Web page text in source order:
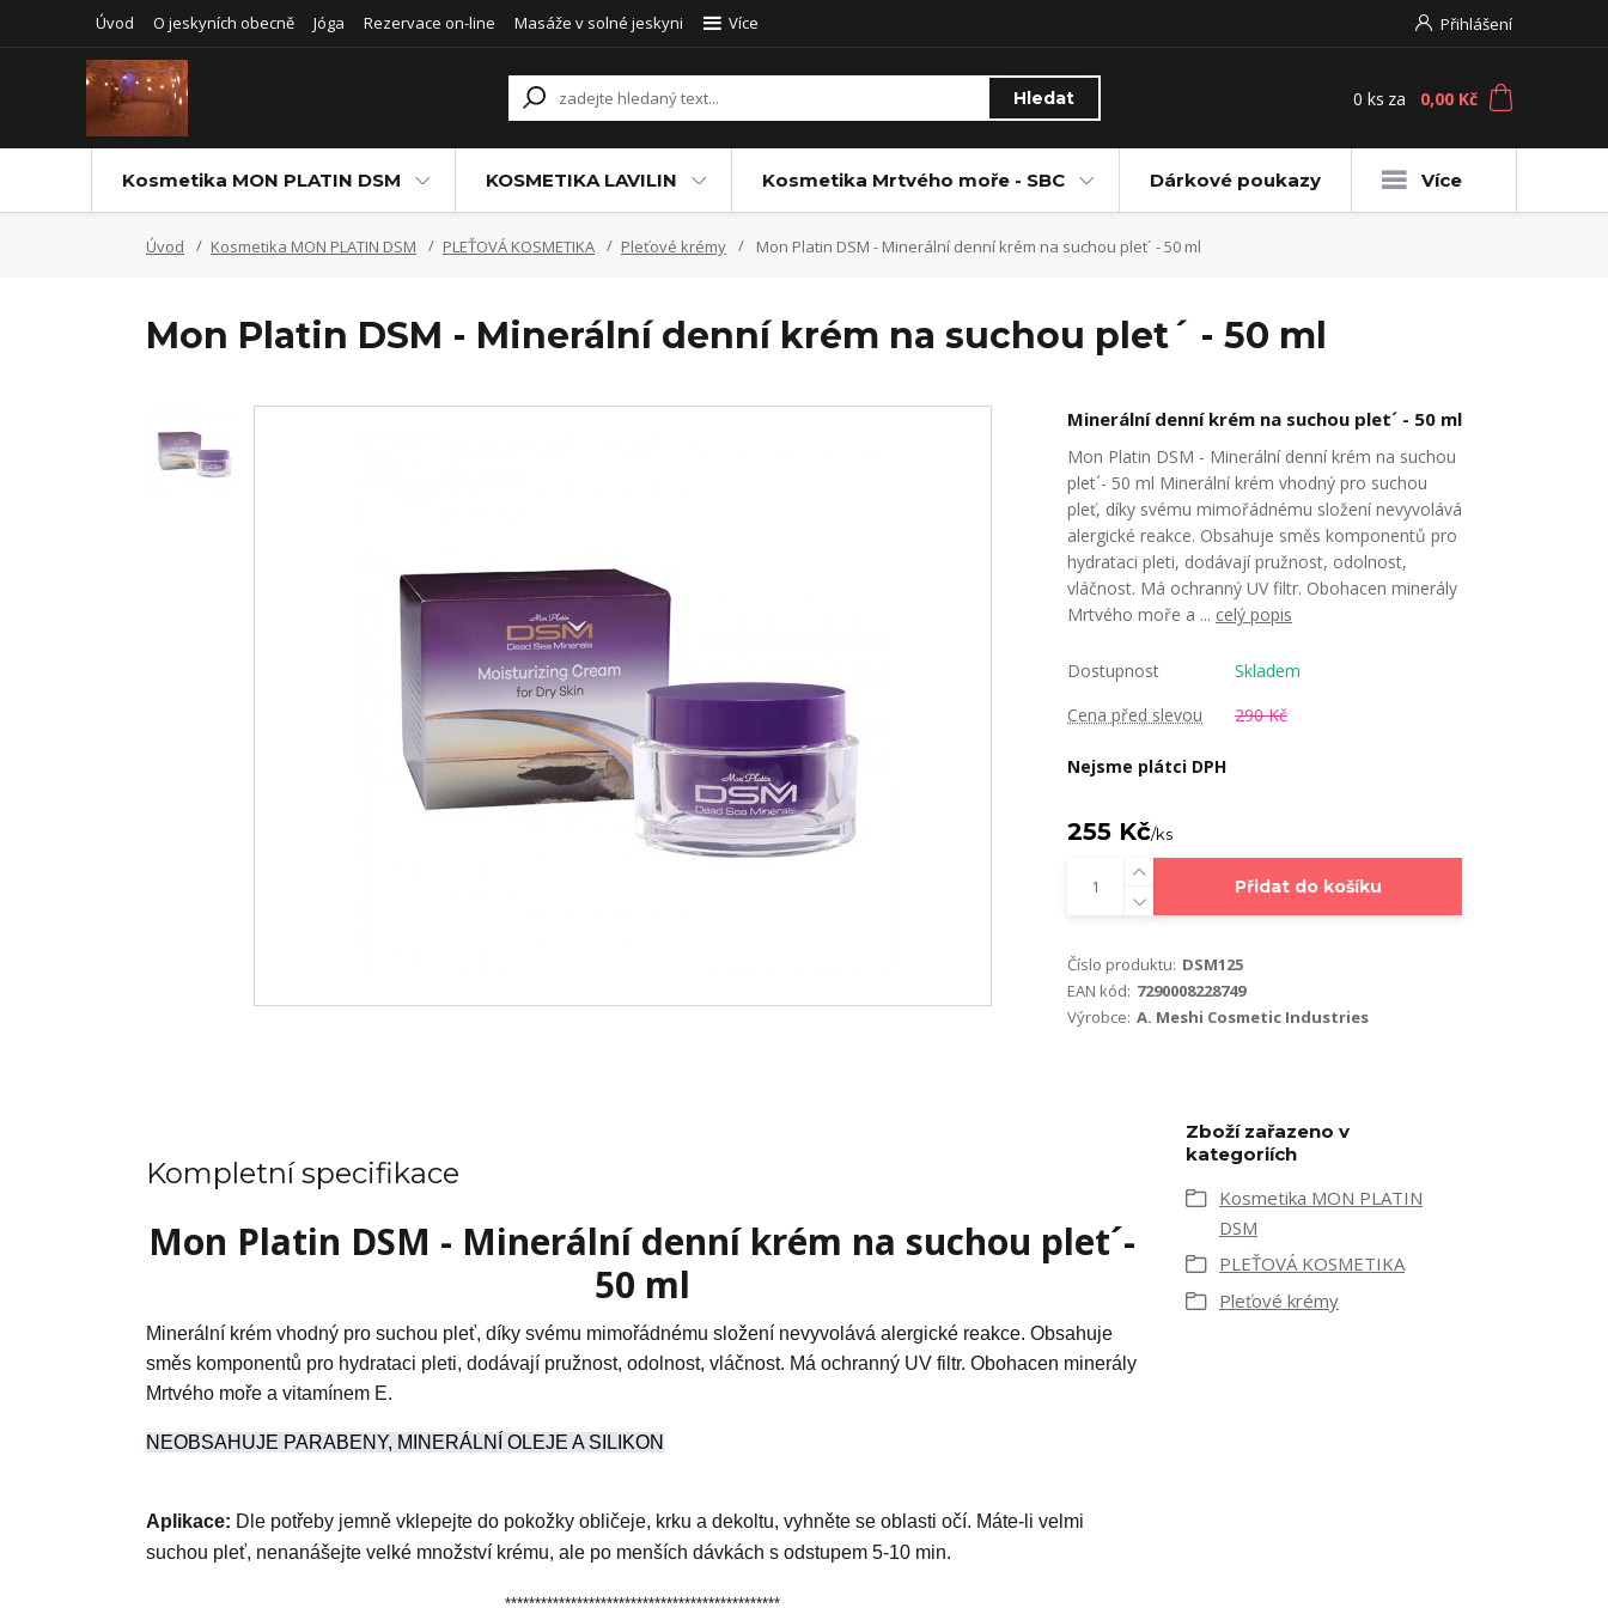
Úvod O jeskyních obecně Jóga Rezervace on-line Masáže v solné jeskyni Více Přihlášení
Hledat 0 ks za 0,00 Kč
Kosmetika MON PLATIN DSM KOSMETIKA LAVILIN Kosmetika Mrtvého moře - SBC Dárkové poukazy Více
Úvod Kosmetika MON PLATIN DSM PLEŤOVÁ KOSMETIKA Pleťové krémy Mon Platin DSM - Minerální denní krém na suchou plet´ - 50 ml
Mon Platin DSM - Minerální denní krém na suchou plet´ - 50 ml
Minerální denní krém na suchou plet´ - 50 ml
Mon Platin DSM - Minerální denní krém na suchou
plet´- 50 ml Minerální krém vhodný pro suchou
pleť, díky svému mimořádnému složení nevyvolává
alergické reakce. Obsahuje směs komponentů pro
hydrataci pleti, dodávají pružnost, odolnost,
vláčnost. Má ochranný UV filtr. Obohacen minerály
Mrtvého moře a ... celý popis
Dostupnost
Skladem
Cena před slevou
290 Kč
Nejsme plátci DPH
255 Kč/ks
Přidat do košíku
Číslo produktu: DSM125
EAN kód: 7290008228749
Výrobce: A. Meshi Cosmetic Industries
Kompletní specifikace
Mon Platin DSM - Minerální denní krém na suchou plet´-
50 ml
Minerální krém vhodný pro suchou pleť, díky svému mimořádnému složení nevyvolává alergické reakce. Obsahuje
směs komponentů pro hydrataci pleti, dodávají pružnost, odolnost, vláčnost. Má ochranný UV filtr. Obohacen minerály
Mrtvého moře a vitamínem E.
NEOBSAHUJE PARABENY, MINERÁLNÍ OLEJE A SILIKON
Aplikace: Dle potřeby jemně vklepejte do pokožky obličeje, krku a dekoltu, vyhněte se oblasti očí. Máte-li velmi
suchou pleť, nenanášejte velké množství krému, ale po menších dávkách s odstupem 5-10 min.
**********************************************
Zboží zařazeno v
kategoriích
Kosmetika MON PLATIN
DSM
PLEŤOVÁ KOSMETIKA
Pleťové krémy